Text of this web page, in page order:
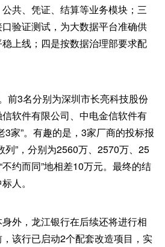
共、凭证、结算等业务模块；三
验证测试，为大数据平台准确供
上线；四是按数据治理部要求配
前3名分别为深圳市长亮科技股份
软件有限公司、中电金信软件有
3家”。有趣的是，3家厂商的投标报
列”，分别为2560万、2570万、25
约而同”地相差10万元。最终的结
人。
外，龙江银行在后续还将进行相
该行已启动2个配套改造项目，实